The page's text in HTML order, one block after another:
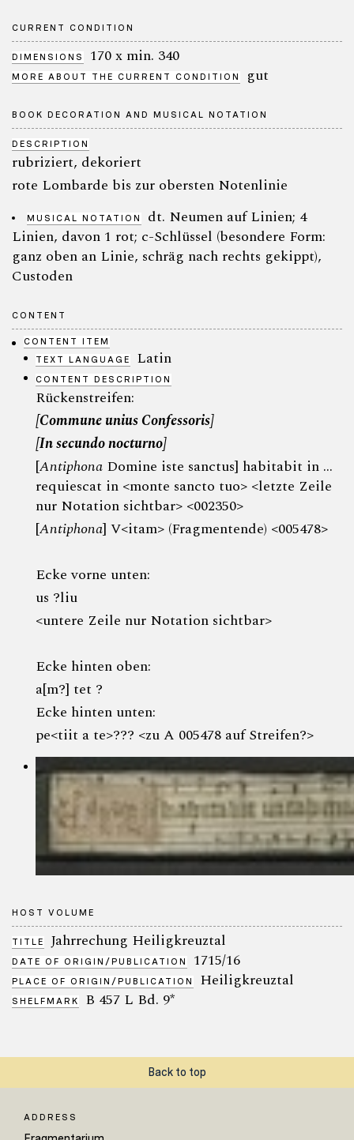
CURRENT CONDITION
DIMENSIONS 170 x min. 340
MORE ABOUT THE CURRENT CONDITION gut
BOOK DECORATION AND MUSICAL NOTATION
DESCRIPTION
rubriziert, dekoriert
rote Lombarde bis zur obersten Notenlinie
MUSICAL NOTATION
dt. Neumen auf Linien; 4
Linien, davon 1 rot; c-Schlüssel (besondere Form:
ganz oben an Linie, schräg nach rechts gekippt),
Custoden
CONTENT
CONTENT ITEM
TEXT LANGUAGE
Latin
CONTENT DESCRIPTION
Rückenstreifen:
[Commune unius Confessoris]
[In secundo nocturno]
[Antiphona Domine iste sanctus] habitabit in …
requiescat in <monte sancto tuo> <letzte Zeile
nur Notation sichtbar> <002350>
[Antiphona] V<itam> (Fragmentende) <005478>
Ecke vorne unten:
us ?liu
<untere Zeile nur Notation sichtbar>
Ecke hinten oben:
a[m?] tet ?
Ecke hinten unten:
pe<tiit a te>??? <zu A 005478 auf Streifen?>
HOST VOLUME
TITLE Jahrrechung Heiligkreuztal
DATE OF ORIGIN/PUBLICATION 1715/16
PLACE OF ORIGIN/PUBLICATION Heiligkreuztal
SHELFMARK B 457 L Bd. 9*
Back to top
ADDRESS